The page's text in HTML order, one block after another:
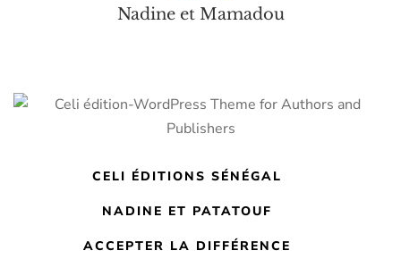
Nadine et Mamadou
CELI ÉDITIONS SÉNÉGAL
NADINE ET PATATOUF
ACCEPTER LA DIFFÉRENCE